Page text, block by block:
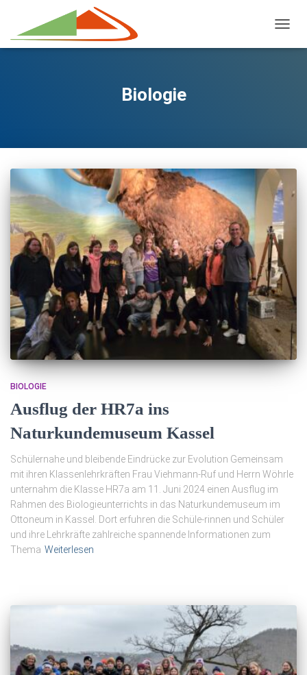
Biologie
BIOLOGIE
Ausflug der HR7a ins
Naturkundemuseum Kassel
Schülernahe und bleibende Eindrücke zur Evolution Gemeinsam
mit ihren Klassenlehrkräften Frau Viehmann-Ruf und Herrn Wöhrle
unternahm die Klasse HR7a am 11. Juni 2024 einen Ausflug im
Rahmen des Biologieunterrichts in das Naturkundemuseum im
Ottoneum in Kassel. Dort erfuhren die Schüle-rinnen und Schüler
und ihre Lehrkräfte zahlreiche spannende Informationen zum
Thema Weiterlesen